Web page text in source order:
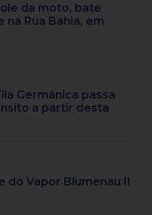
da moto, bate
Rua Bahia, em
Germânica passa
a partir desta
do Vapor Blumenau II